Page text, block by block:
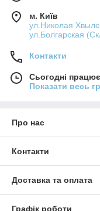
м. Київ
ул.Николая
ул.Болгарская
Контакти
Сьогодні
Показати весь
Про нас
Контакти
Доставка та оплата
Графік роботи